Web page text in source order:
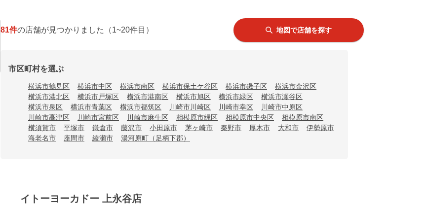
81件の店舗が見つかりました （1~20件目） 地図で店舗を探す
市区町村を選ぶ
横浜市鶴見区 横浜市中区 横浜市南区 横浜市保土ケ谷区 横浜市磯子区
横浜市金沢区
横浜市港北区
横浜市戸塚区 横浜市港南区 横浜市旭区 横浜市緑区
横浜市瀬谷区
横浜市泉区
横浜市青葉区 横浜市都筑区 川崎市川崎区 川崎市幸区
川崎市中原区
川崎市高津区
川崎市宮前区 川崎市麻生区 相模原市緑区 相模原市中央区
相模原市南区
横須賀市
平塚市 鎌倉市 藤沢市 小田原市 茅ヶ崎市 秦野市 厚木市 大和市
伊勢原市
海老名市
座間市 綾瀬市 湯河原町（足柄下郡）
イトーヨーカドー 上永谷店